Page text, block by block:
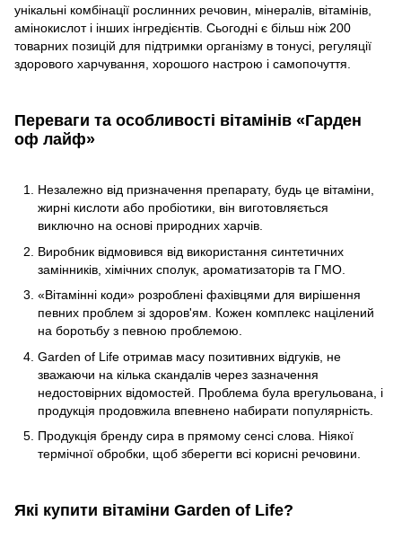
унікальні комбінації рослинних речовин, мінералів, вітамінів,
амінокислот і інших інгредієнтів. Сьогодні є більш ніж 200
товарних позицій для підтримки організму в тонусі, регуляції
здорового харчування, хорошого настрою і самопочуття.
Переваги та особливості вітамінів «Гарден
оф лайф»
Незалежно від призначення препарату, будь це вітаміни,
жирні кислоти або пробіотики, він виготовляється
виключно на основі природних харчів.
Виробник відмовився від використання синтетичних
замінників, хімічних сполук, ароматизаторів та ГМО.
«Вітамінні коди» розроблені фахівцями для вирішення
певних проблем зі здоров'ям. Кожен комплекс націлений
на боротьбу з певною проблемою.
Garden of Life отримав масу позитивних відгуків, не
зважаючи на кілька скандалів через зазначення
недостовірних відомостей. Проблема була врегульована, і
продукція продовжила впевнено набирати популярність.
Продукція бренду сира в прямому сенсі слова. Ніякої
термічної обробки, щоб зберегти всі корисні речовини.
Які купити вітаміни Garden of Life?